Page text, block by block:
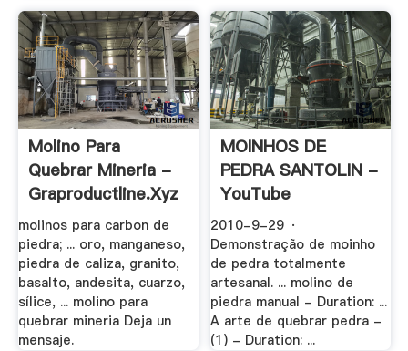
Molino Para
Quebrar Mineria -
Graproductline.xyz
molinos para carbon de
piedra; ... oro, manganeso,
piedra de caliza, granito,
basalto, andesita, cuarzo,
sílice, ... molino para
quebrar mineria Deja un
mensaje.
MOINHOS DE
PEDRA SANTOLIN -
YouTube
2010-9-29 ·
Demonstração de moinho
de pedra totalmente
artesanal. ... molino de
piedra manual - Duration: ...
A arte de quebrar pedra -
(1) - Duration: ...